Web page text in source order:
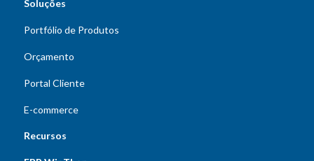
Soluções
Portfólio de Produtos
Orçamento
Portal Cliente
E-commerce
Recursos